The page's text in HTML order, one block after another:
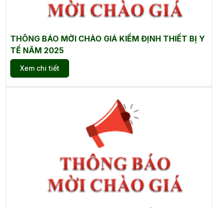
THÔNG BÁO MỜI CHÀO GIÁ KIỂM ĐỊNH THIẾT BỊ Y
TẾ NĂM 2025
Xem chi tiết